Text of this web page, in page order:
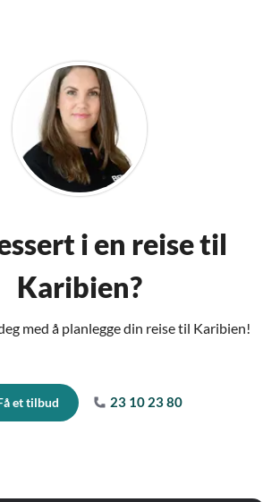
i en reise til
Karibien?
med å planlegge din reise til Karibien!
et tilbud 23 10 23 80